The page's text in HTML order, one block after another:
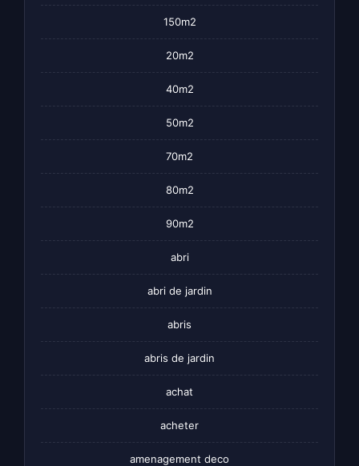
150m2
20m2
40m2
50m2
70m2
80m2
90m2
abri
abri de jardin
abris
abris de jardin
achat
acheter
amenagement deco